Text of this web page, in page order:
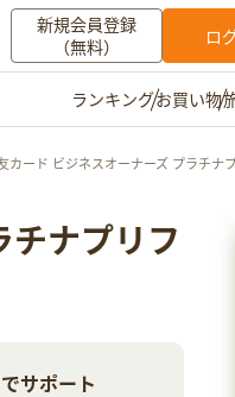
新規会員登録
（無料）
ロ
ランキングお買い物
カード ビジネスオーナーズ プラチナ
チナプリフ
サポート